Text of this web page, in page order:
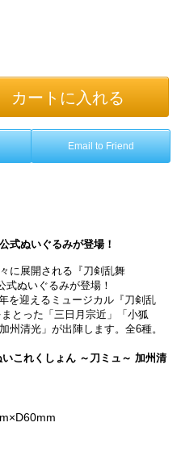
カートに入れる
Email to Friend
式ぬいぐるみが登場！
に展開される『刀剣乱舞
ぬいぐるみが登場！
を迎えるミュージカル『刀剣乱
とった「三日月宗近」「小狐
州清光」が出陣します。全6種。
これくしょん ～刀ミュ～ 加州清